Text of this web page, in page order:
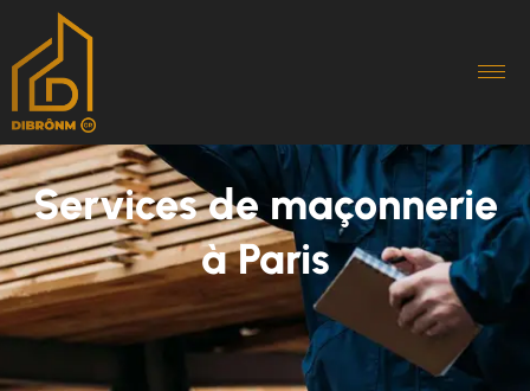
Services de maçonnerie
à Paris